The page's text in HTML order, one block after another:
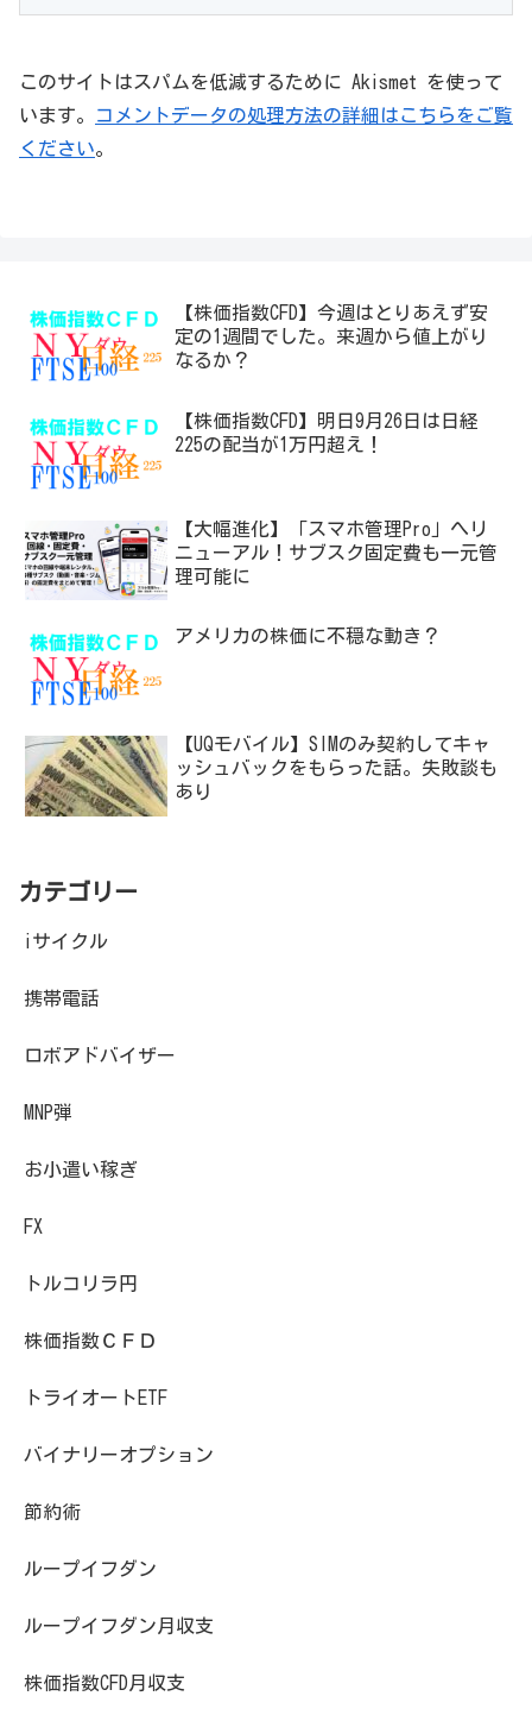
このサイトはスパムを低減するために Akismet を使って
います。
コメントデータの処理方法の詳細はこちらをご覧
ください。
【株価指数CFD】今週はとりあえず安
定の1週間でした。来週から値上がり
なるか？
【株価指数CFD】明日9月26日は日経
225の配当が1万円超え！
【大幅進化】「スマホ管理Pro」へリ
ニューアル！サブスク固定費も一元管
理可能に
アメリカの株価に不穏な動き？
【UQモバイル】SIMのみ契約してキャ
ッシュバックをもらった話。失敗談も
あり
カテゴリー
iサイクル
携帯電話
ロボアドバイザー
MNP弾
お小遣い稼ぎ
FX
トルコリラ円
株価指数ＣＦＤ
トライオートETF
バイナリーオプション
節約術
ループイフダン
ループイフダン月収支
株価指数CFD月収支